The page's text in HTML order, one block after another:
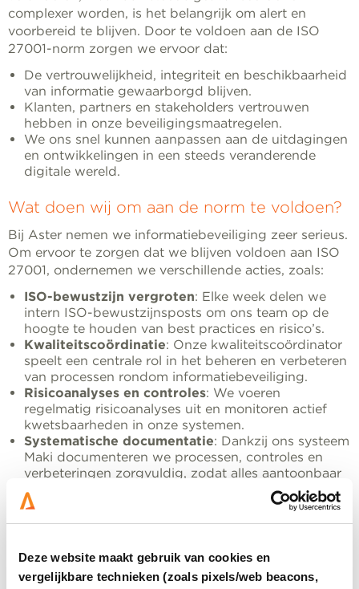
Deze website maakt gebruik van cookies en
vergelijkbare technieken (zoals pixels/web beacons,
complexer worden, is het belangrijk om alert en
voorbereid te blijven. Door te voldoen aan de ISO
27001-norm zorgen we ervoor dat:
De vertrouwelijkheid, integriteit en beschikbaarheid
van informatie gewaarborgd blijven.
Klanten, partners en stakeholders vertrouwen
hebben in onze beveiligingsmaatregelen.
We ons snel kunnen aanpassen aan de uitdagingen
en ontwikkelingen in een steeds veranderende
digitale wereld.
Wat doen wij om aan de norm te voldoen?
Bij Aster nemen we informatiebeveiliging zeer serieus.
Om ervoor te zorgen dat we blijven voldoen aan ISO
27001, ondernemen we verschillende acties, zoals:
ISO-bewustzijn vergroten: Elke week delen we
intern ISO-bewustzijnsposts om ons team op de
hoogte te houden van best practices en risico’s.
Kwaliteitscoördinatie: Onze kwaliteitscoördinator
speelt een centrale rol in het beheren en verbeteren
van processen rondom informatiebeveiliging.
Risicoanalyses en controles: We voeren
regelmatig risicoanalyses uit en monitoren actief
kwetsbaarheden in onze systemen.
Systematische documentatie: Dankzij ons systeem
Maki documenteren we processen, controles en
verbeteringen zorgvuldig, zodat alles aantoonbaar
en inzichtelijk is tijdens interne en externe audits.
Periodieke audits
: Door middel van interne en
externe audits waarborgen we dat onze werkwijze
Altijd scherp op informatiebeveiliging